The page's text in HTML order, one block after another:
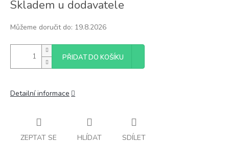
cena:
Skladem u dodavatele
Můžeme doručit do: 19.8.2026
PŘIDAT DO KOŠÍKU
Detailní informace
ZEPTAT SE HLÍDAT SDÍLET